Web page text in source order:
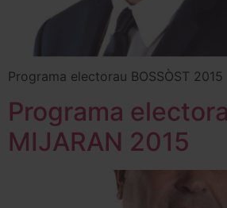
Programa electorau BOSSÒST 2015
Programa
MIJARAN 2015